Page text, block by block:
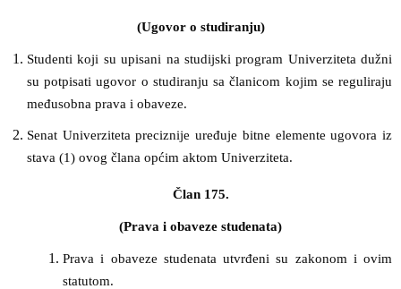
(Ugovor o studiranju)
Studenti koji su upisani na studijski program Univerziteta dužni
su potpisati ugovor o studiranju sa članicom kojim se reguliraju
međusobna prava i obaveze.
Senat Univerziteta preciznije uređuje bitne elemente ugovora iz
stava (1) ovog člana općim aktom Univerziteta.
Član 175.
(Prava i obaveze studenata)
Prava i obaveze studenata utvrđeni su zakonom i ovim
statutom.